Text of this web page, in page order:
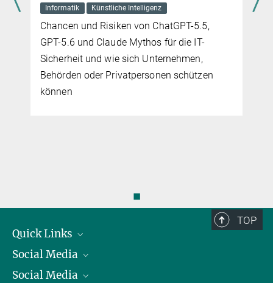
Informatik
Künstliche Intelligenz
Chancen und Risiken von ChatGPT-5.5,
GPT-5.6 und Claude Mythos für die IT-
Sicherheit und wie sich Unternehmen,
Behörden oder Privatpersonen schützen
können
◼
TOP
Quick Links
Präsident
Zahlen und Fakten
Social Media
Bluesky
Social Media